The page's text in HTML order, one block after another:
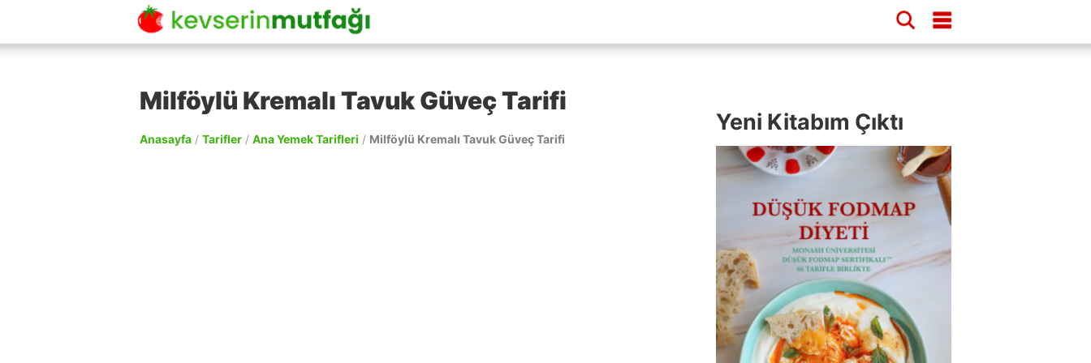
Milföylü Kremalı Tavuk Güveç Tarifi
Anasayfa / Tarifler / Ana Yemek Tarifleri / Milföylü Kremalı Tavuk Güveç Tarifi
Yeni Kitabım Çıktı